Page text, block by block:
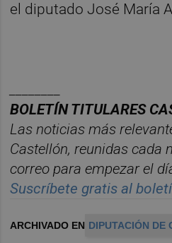
el diputado José María
BOLETÍNTITULARES
Las noticias más
Castellón, reunidas cada
correo para empezar el dí
Suscríbete gratis alboletí
ARCHIVADO EN DIPUTACIÓN DE